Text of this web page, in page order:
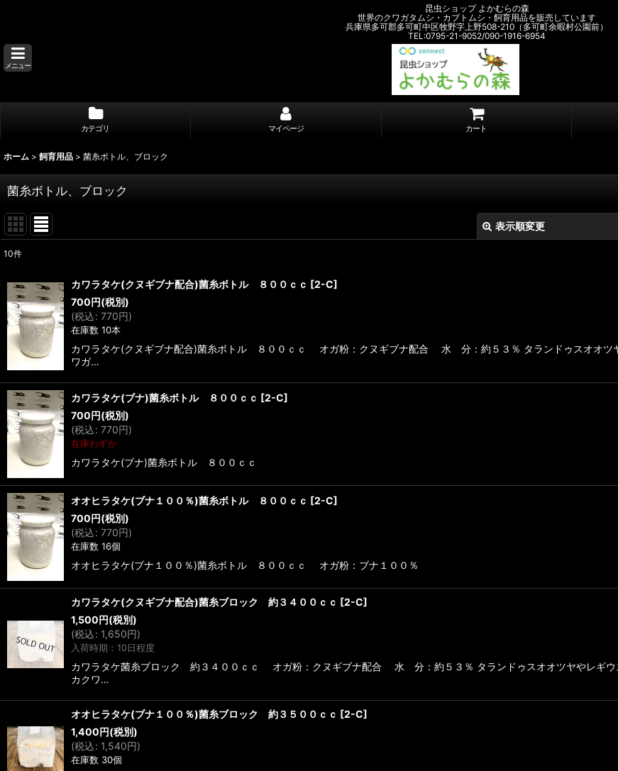
昆虫ショップ よかむらの森
世界のクワガタムシ・カブトムシ・飼育用品を販売しています
兵庫県多可郡多可町中区牧野字上野508-210（多可町余暇村公園前）
TEL:0795-21-9052/090-1916-6954
メニュー
カテゴリ マイページ カート
ホーム > 飼育用品 > 菌糸ボトル、ブロック
菌糸ボトル、ブロック
表示順変更
並び順:
絞り込む
10件
カワラタケ(クヌギブナ配合)菌糸ボトル ８００ｃｃ [2-C]
700円(税別)
(税込: 770円)
在庫数 10本
カワラタケ(クヌギブナ配合)菌糸ボトル ８００ｃｃ オガ粉：クヌギブナ配合 水 分：約５３％ タランドゥスオオツ
ワガ…
カワラタケ(ブナ)菌糸ボトル ８００ｃｃ [2-C]
700円(税別)
(税込: 770円)
在庫わずか
カワラタケ(ブナ)菌糸ボトル ８００ｃｃ
オオヒラタケ(ブナ１００％)菌糸ボトル ８００ｃｃ [2-C]
700円(税別)
(税込: 770円)
在庫数 16個
オオヒラタケ(ブナ１００％)菌糸ボトル ８００ｃｃ オガ粉：ブナ１００％
カワラタケ(クヌギブナ配合)菌糸ブロック 約３４００ｃｃ [2-C]
1,500円(税別)
(税込: 1,650円)
入荷時期：10日程度
カワラタケ菌糸ブロック 約３４００ｃｃ オガ粉：クヌギブナ配合 水 分：約５３％ タランドゥスオオツヤやレギウ
カクワ…
オオヒラタケ(ブナ１００％)菌糸ブロック 約３５００ｃｃ [2-C]
1,400円(税別)
(税込: 1,540円)
在庫数 30個